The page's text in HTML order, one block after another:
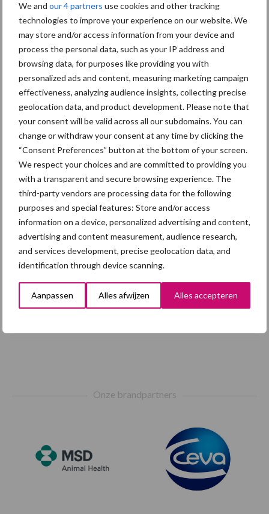
We and our 4 partners use cookies and other tracking
technologies to improve your experience on our website. We
may store and/or access information from your device and
process the personal data, such as your IP address and
browsing data, for purposes like providing you with
personalized ads and content, measuring marketing campaign
effectiveness, analyzing audience insights, collecting precise
geolocation data, and product development. Please note that
your consent will be valid across all our subdomains. You can
change or withdraw your consent at any time by clicking the
“Consent Preferences” button at the bottom of your screen.
We respect your choices and are committed to providing you
with a transparent and secure browsing experience. The
third-party vendors are processing data for the following
purposes and special features: Store and/or access
information on a device, personalized advertising and content,
advertising and content measurement, audience research,
and services development, precise geolocation data, and
identification through device scanning.
Aanpassen Alles afwijzen Alles accepteren
hygieneoplossingen is in Polen
groter dan ooit”
5 aug
Eliminatieprotocol voor
Mycoplasma hyopneumoniae
4 aug
AVP in Finland onderstreept dat
alertheid belangrijk is, zeker nu
Toon meer
Onze brandpartners